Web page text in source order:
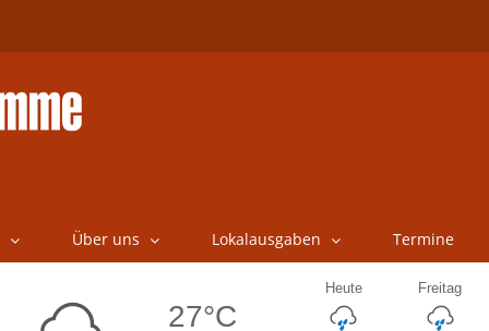
Über uns Lokalausgaben Termine